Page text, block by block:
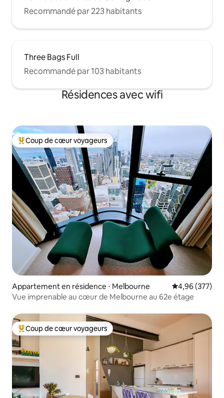
Recommandé par 223 habitants
Three Bags Full
Recommandé par 103 habitants
Résidences avec wifi
Coups de cœur voyageurs les plus appréciés
Coup de cœur voyageurs
Appartement en résidence ⋅ Melbourne Évaluation
4,96 (377)
Vue imprenable au cœur de Melbourne au 62e étage
Coups de cœur voyageurs les plus appréciés
Coup de cœur voyageurs